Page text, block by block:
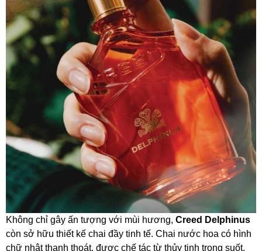
Không chỉ gây ấn tượng với mùi hương, Creed Delphinus
còn sở hữu thiết kế chai đầy tinh tế. Chai nước hoa có hình
chữ nhật thanh thoát, được chế tác từ thủy tinh trong suốt,